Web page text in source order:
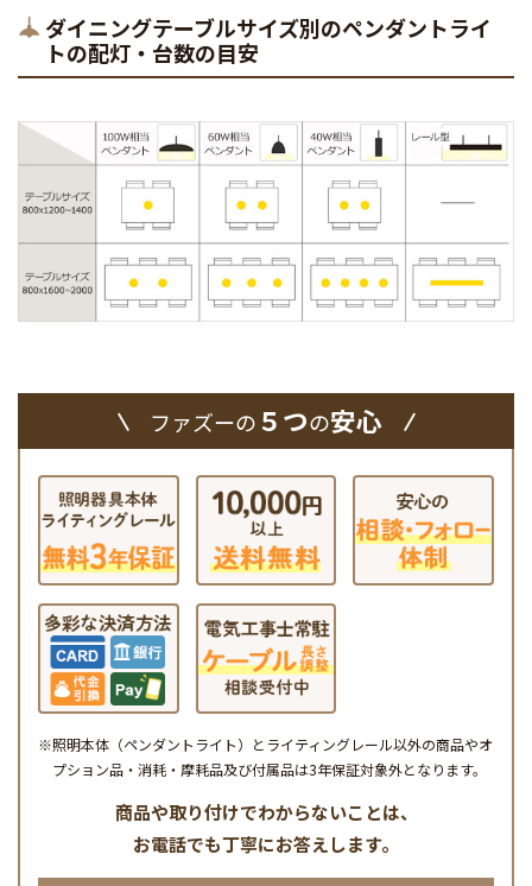
ダイニングテーブルサイズ別のペンダントライ
トの配灯・台数の目安
ファズーの５つの安心
※照明本体（ペンダントライト）とライティングレール以外の商品やオ
プション品・消耗・摩耗品及び付属品は3年保証対象外となります。
商品や取り付けでわからないことは、
お電話でも丁寧にお答えします。